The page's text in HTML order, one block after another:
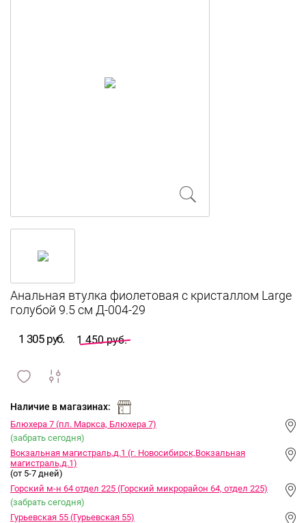
1 305 руб. 1 450 руб.
и
Наличие в магазинах:
Блюхера 7 (пл. Маркса, Блюхера 7)
(забрать сегодня)
Вокзальная магистраль,д.1 (г. Новосибирск,Вокзальная
магистраль,д.1)
(от 5-7 дней)
Горский м-н 64 отдел 225 (Горский микрорайон 64, отдел 225)
(забрать сегодня)
Гурьевская 55 (Гурьевская 55)